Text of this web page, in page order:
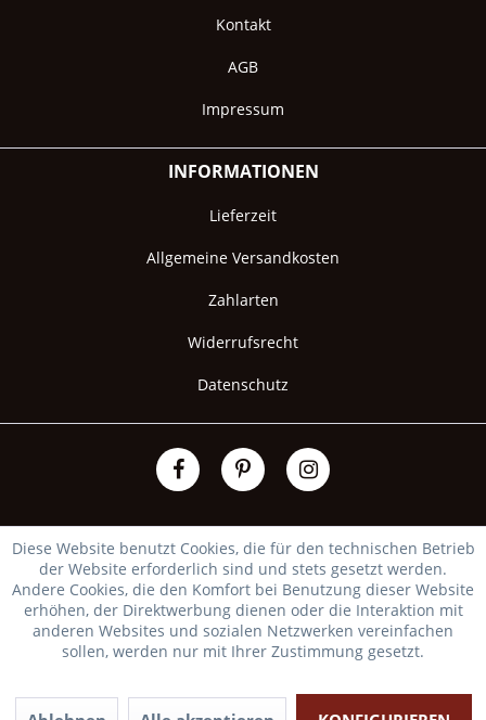
Kontakt
AGB
Impressum
INFORMATIONEN
Lieferzeit
Allgemeine Versandkosten
Zahlarten
Widerrufsrecht
Datenschutz
Diese Website benutzt Cookies, die für den technischen Betrieb
der Website erforderlich sind und stets gesetzt werden.
Andere Cookies, die den Komfort bei Benutzung dieser Website
erhöhen, der Direktwerbung dienen oder die Interaktion mit
anderen Websites und sozialen Netzwerken vereinfachen
sollen, werden nur mit Ihrer Zustimmung gesetzt.